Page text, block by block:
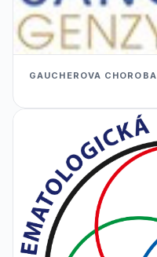
GAUCHEROVA CHOROBA